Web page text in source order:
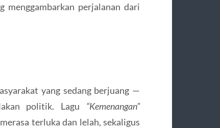
menggambarkan perjalanan dari
yang sedang berjuang —
politik. Lagu “Kemenangan”
terluka dan lelah, sekaligus